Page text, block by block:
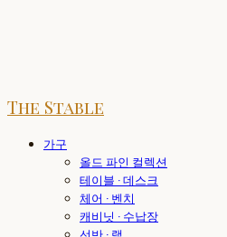
The Stable
가구
올드 파인 컬렉션
테이블 · 데스크
체어 · 벤치
캐비닛 · 수납장